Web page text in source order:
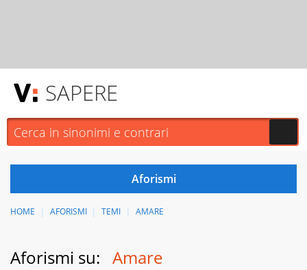
SAPERE
HOME AFORISMI TEMI AMARE
Aforismi su: Amare